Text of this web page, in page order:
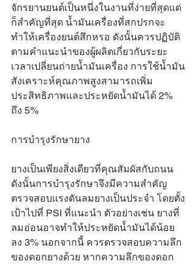
จักรยานยนต์เป็นหนึ่งในงานที่ง่ายที่สุดแต่
ก็สำคัญที่สุด น้ำมันเครื่องที่สกปรกจะ
ทำให้เครื่องยนต์สึกหรอ ดังนั้นควรปฏิบัติ
ตามคำแนะนำของผู้ผลิตเกี่ยวกับระยะ
เวลาเปลี่ยนถ่ายน้ำมันเครื่อง การใช้น้ำมัน
สังเคราะห์คุณภาพสูงสามารถเพิ่ม
ประสิทธิภาพและประหยัดน้ำมันได้ 2%
ถึง 5%
การบำรุงรักษายาง
ยางเป็นเพียงสิ่งเดียวที่คุณสัมผัสกับถนน
ดังนั้นการบำรุงรักษาจึงมีความสำคัญ
ตรวจสอบแรงดันลมยางเป็นประจำ โดยตั้ง
เป้าไปที่ PSI ที่แนะนำ ตัวอย่างเช่น ยางที่
ลมอ่อนอาจทำให้ประหยัดน้ำมันได้น้อย
ลง 3% นอกจากนี้ ควรตรวจสอบความลึก
ของดอกยางด้วย หากความลึกของดอก